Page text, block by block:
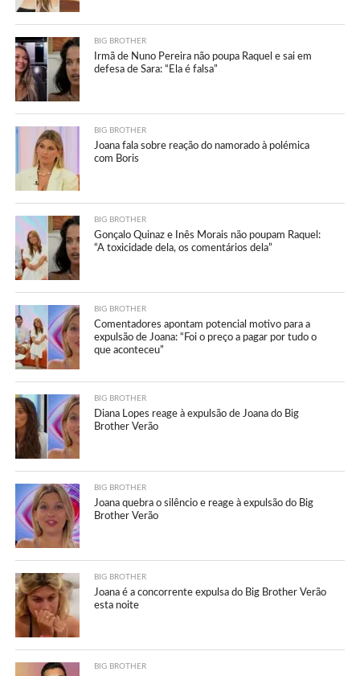
BIG BROTHER
Irmã de Nuno Pereira não poupa Raquel e sai em
defesa de Sara: “Ela é falsa”
BIG BROTHER
Joana fala sobre reação do namorado à polémica
com Boris
BIG BROTHER
Gonçalo Quinaz e Inês Morais não poupam Raquel:
“A toxicidade dela, os comentários dela”
BIG BROTHER
Comentadores apontam potencial motivo para a
expulsão de Joana: “Foi o preço a pagar por tudo o
que aconteceu”
BIG BROTHER
Diana Lopes reage à expulsão de Joana do Big
Brother Verão
BIG BROTHER
Joana quebra o silêncio e reage à expulsão do Big
Brother Verão
BIG BROTHER
Joana é a concorrente expulsa do Big Brother Verão
esta noite
BIG BROTHER